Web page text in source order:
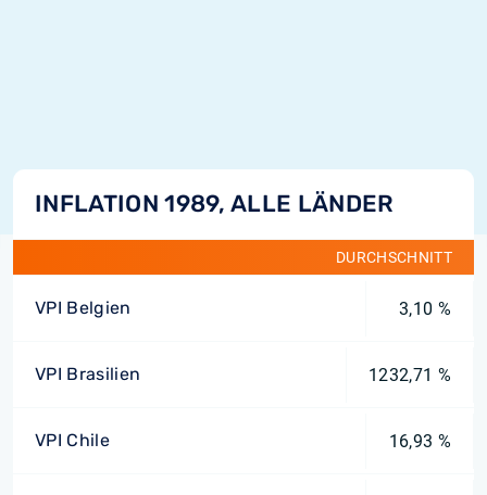
INFLATION 1989, ALLE LÄNDER
DURCHSCHNITT
VPI Belgien 3,10 %
VPI Brasilien 1232,71 %
VPI Chile 16,93 %